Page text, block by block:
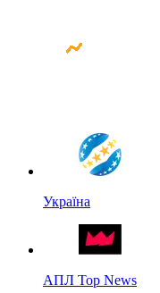
Україна
АПЛ Top News